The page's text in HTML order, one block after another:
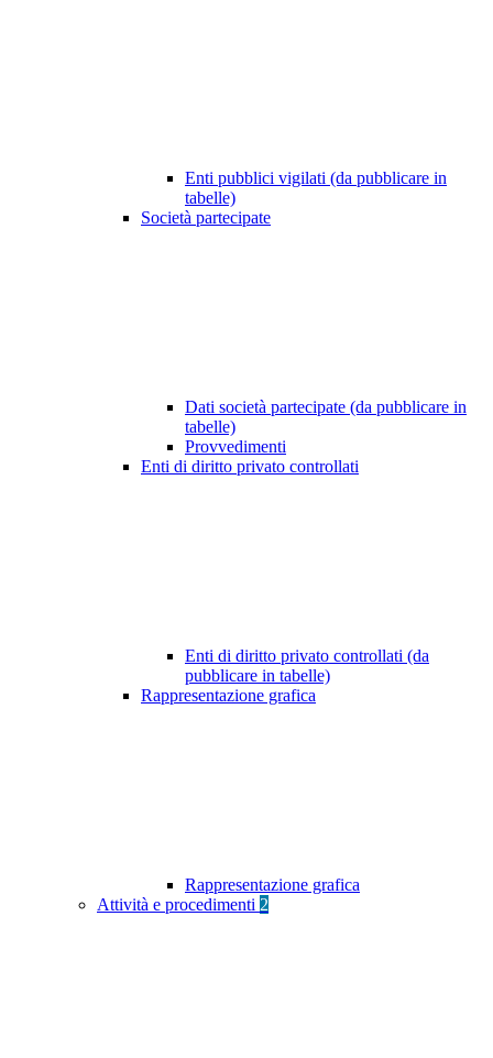
Enti pubblici vigilati (da pubblicare in
tabelle)
Società partecipate
Dati società partecipate (da pubblicare in
tabelle)
Provvedimenti
Enti di diritto privato controllati
Enti di diritto privato controllati (da
pubblicare in tabelle)
Rappresentazione grafica
Rappresentazione grafica
Attività e procedimenti 2